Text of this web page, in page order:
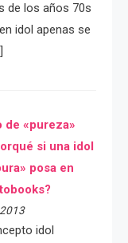
de los años 70s
idol apenas se
de «pureza»
si una idol
posa en
idol